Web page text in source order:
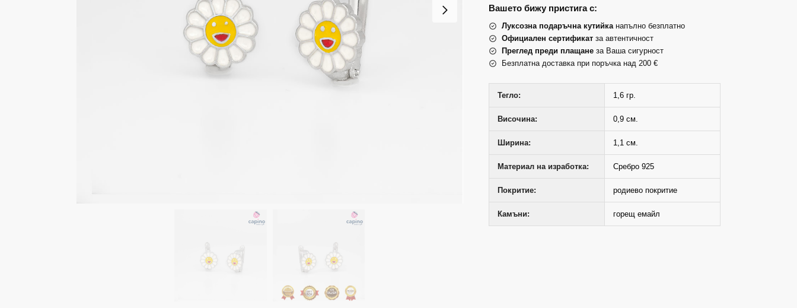
Вашето бижу пристига с:
Луксозна подаръчна кутийка напълно безплатно
Официален сертификат за автентичност
Преглед преди плащане за Ваша сигурност
Безплатна доставка при поръчка над 200 €
Тегло: 1,6 гр.
Височина: 0,9 см.
Ширина: 1,1 см.
Материал на изработка: Сребро 925
Покритие: родиево покритие
Камъни: горещ емайл